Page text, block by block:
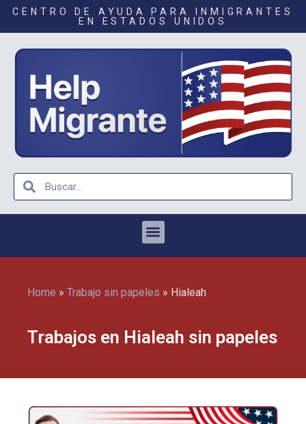
CENTRO DE AYUDA PARA INMIGRANTES
EN ESTADOS UNIDOS
Home » Trabajo sin papeles » Hialeah
Trabajos en Hialeah sin papeles